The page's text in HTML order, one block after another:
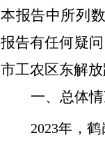
本报告中所列
报告有任何疑
市工农区东解
一、 总体
2023年，鹤